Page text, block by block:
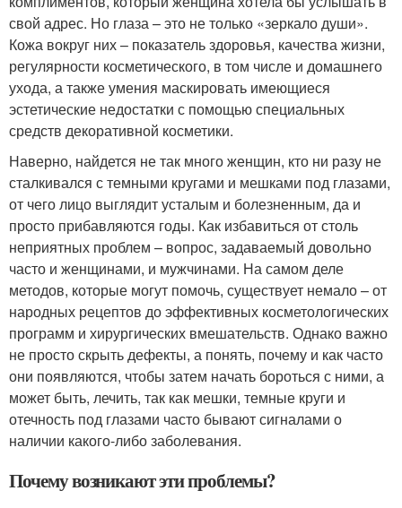
свой адрес. Но глаза – это не только «зеркало души».
Кожа вокруг них – показатель здоровья, качества жизни,
регулярности косметического, в том числе и домашнего
ухода, а также умения маскировать имеющиеся
эстетические недостатки с помощью специальных
средств декоративной косметики.
Наверно, найдется не так много женщин, кто ни разу не
сталкивался с темными кругами и мешками под глазами,
от чего лицо выглядит усталым и болезненным, да и
просто прибавляются годы. Как избавиться от столь
неприятных проблем – вопрос, задаваемый довольно
часто и женщинами, и мужчинами. На самом деле
методов, которые могут помочь, существует немало – от
народных рецептов до эффективных косметологических
программ и хирургических вмешательств. Однако важно
не просто скрыть дефекты, а понять, почему и как часто
они появляются, чтобы затем начать бороться с ними, а
может быть, лечить, так как мешки, темные круги и
отечность под глазами часто бывают сигналами о
наличии какого-либо заболевания.
Почему возникают эти проблемы?